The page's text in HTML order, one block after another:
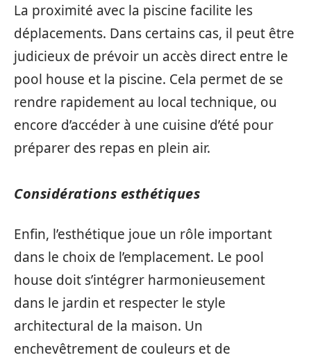
La proximité avec la piscine facilite les
déplacements. Dans certains cas, il peut être
judicieux de prévoir un accès direct entre le
pool house et la piscine. Cela permet de se
rendre rapidement au local technique, ou
encore d’accéder à une cuisine d’été pour
préparer des repas en plein air.
Considérations esthétiques
Enfin, l’esthétique joue un rôle important
dans le choix de l’emplacement. Le pool
house doit s’intégrer harmonieusement
dans le jardin et respecter le style
architectural de la maison. Un
enchevêtrement de couleurs et de